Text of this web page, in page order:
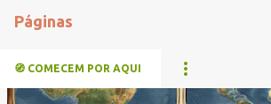
Páginas
🧭 COMECEM POR AQUI